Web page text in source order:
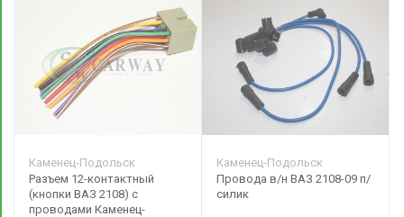
Каменец-Подольск
Разъем 12-контактный
(кнопки ВАЗ 2108) с
проводами Каменец-
Каменец-Подольск
Провода в/н ВАЗ 2108-09 п/
силик